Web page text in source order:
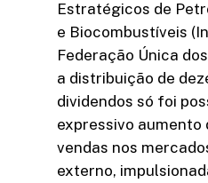
Estratégicos de
e Biocombustíveis
Federação Única
a distribuição de
dividendos só foi
expressivo aumento
vendas nos
externo,